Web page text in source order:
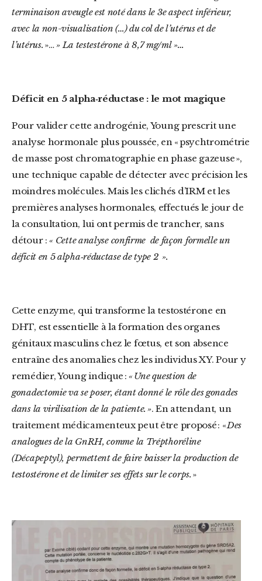
terminaison aveugle est noté dans le 3e aspect inférieur,
avec la non-visualisation (…) du col de l’utérus et de
l’utérus. »…» La testestérone à 8,7 mg/ml »…
Déficit en 5 alpha‑réductase : le mot magique
Pour valider cette androgénie, Young prescrit une
analyse hormonale plus poussée, en « psychtrométrie
de masse post chromatographie en phase gazeuse »,
une technique capable de détecter avec précision les
moindres molécules. Mais les clichés d’IRM et les
premières analyses hormonales, effectués le jour de
la consultation, lui ont permis de trancher, sans
détour :« Cette analyse confirme de façon formelle un
déficit en 5 alpha‑réductase de type 2 ».
Cette enzyme, qui transforme la testostérone en
DHT, est essentielle à la formation des organes
génitaux masculins chez le fœtus, et son absence
entraîne des anomalies chez les individus XY. Pour y
remédier, Young indique :« Une question de
gonadectomie va se poser, étant donné le rôle des gonades
dans la virilisation de la patiente. ». En attendant, un
traitement médicamenteux peut être proposé : «Des
analogues de la GnRH, comme la Trépthoréline
(Décapeptyl), permettent de faire baisser la production de
testostérone et de limiter ses effets sur le corps. »